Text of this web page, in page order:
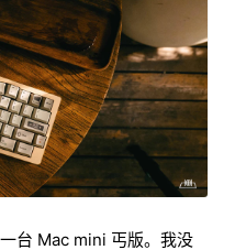
台 Mac mini 丐版。我没